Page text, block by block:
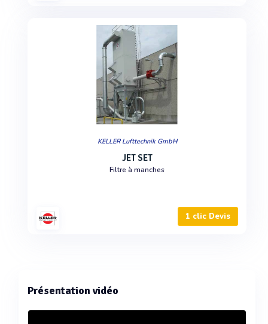
KELLER Lufttechnik GmbH
JET SET
Filtre à manches
1 clic Devis
Présentation vidéo